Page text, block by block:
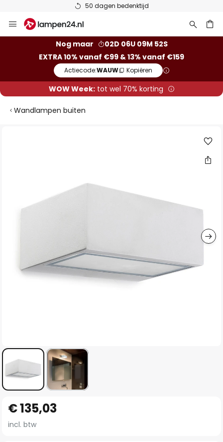
50 dagen bedenktijd
naar
Nog maar
02D 06U 09M 52S
EXTRA 10% vanaf €99 & 13% vanaf €159
Actiecode:WAUW Kopiëren
WOW Week:tot wel 70% korting
Wandlampen buiten
afbeeldingen-
naar
het
€ 135,03
incl. btw